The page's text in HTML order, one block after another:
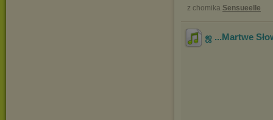
z chomika Sensueelle
ஜ ...Martwe